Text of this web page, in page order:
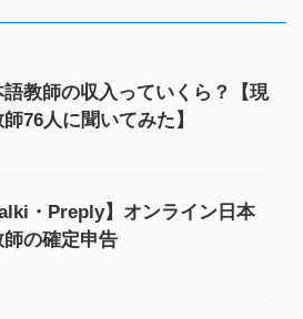
語教師の収入っていくら？【現
76人に聞いてみた】
・Preply】オンライン日本
師の確定申告